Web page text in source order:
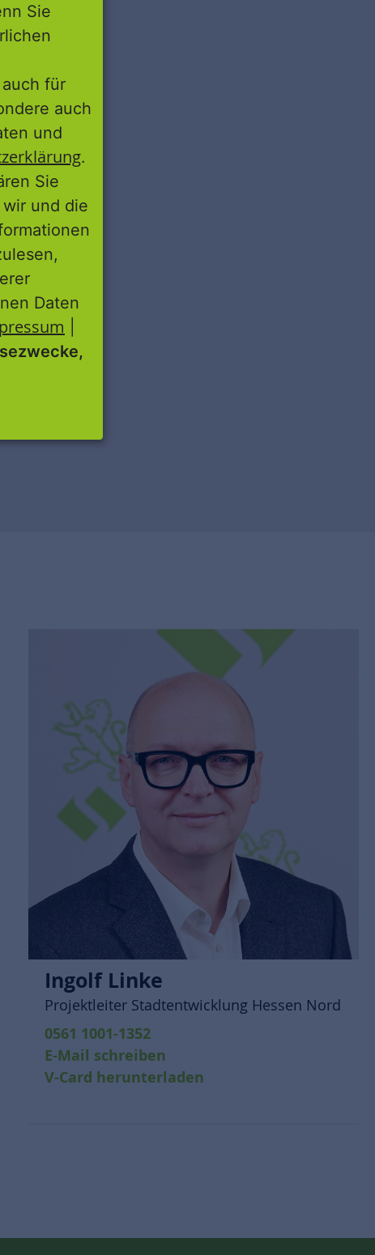
Ingolf Linke
Projektleiter Stadtentwicklung Hessen Nord
0561 1001-1352
E-Mail schreiben
V-Card herunterladen
Sie
für
auch
und
.
Sie
und die
Daten